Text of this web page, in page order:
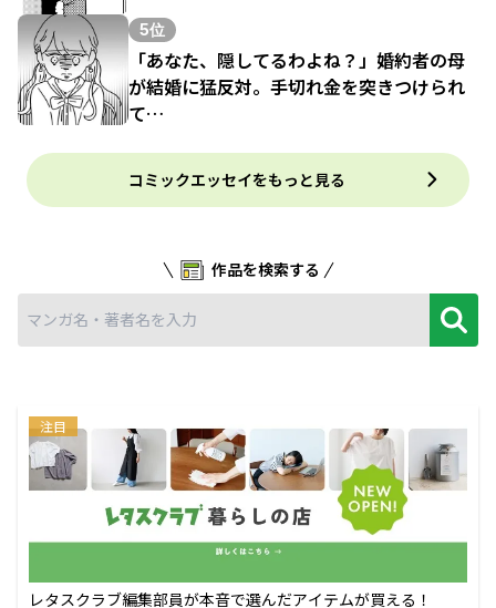
5位
「あなた、隠してるわよね？」婚約者の母
が結婚に猛反対。手切れ金を突きつけられ
て…
コミックエッセイをもっと見る
作品を検索する
注目
レタスクラブ編集部員が本音で選んだアイテムが買える！